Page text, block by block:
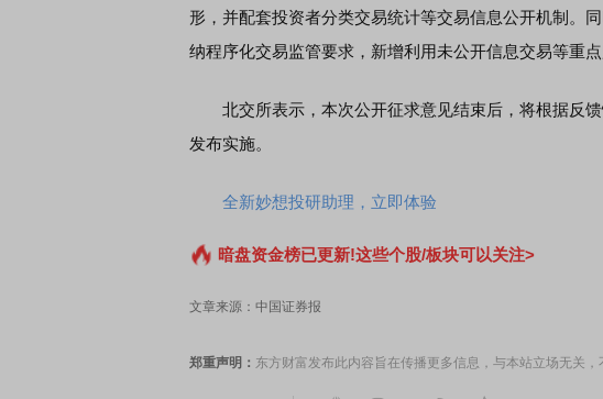
形，并配套投资者分类交易统计等交易信息公开机制。
纳程序化交易监管要求，新增利用未公开信息交易等重
北交所表示，本次公开征求意见结束后，将根据反馈
发布实施。
全新妙想投研助理，立即体验
暗盘资金榜已更新!这些个股/板块可以关注>
文章来源：中国证券报
郑重声明： 东方财富发布此内容旨在传播更多信息，与本站立场无关，
连线｜东方财富证券陈果：A股再平衡的
债券知识通识：从基础认知到特色品种